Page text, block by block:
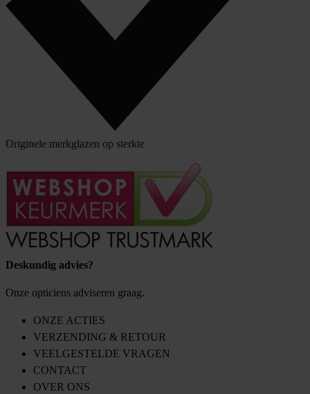
Klantbeoordeling
Originele merkglazen op sterkte
Deskundig advies?
Onze opticiens adviseren graag.
ONZE ACTIES
VERZENDING & RETOUR
VEELGESTELDE VRAGEN
CONTACT
OVER ONS